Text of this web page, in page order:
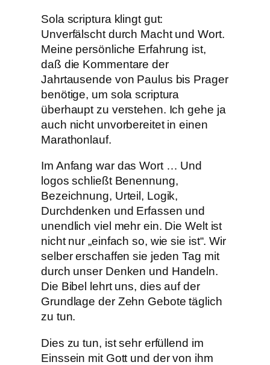
Sola scriptura klingt gut:
Unverfälscht durch Macht und Wort.
Meine persönliche Erfahrung ist,
daß die Kommentare der
Jahrtausende von Paulus bis Prager
benötige, um sola scriptura
überhaupt zu verstehen. Ich gehe ja
auch nicht unvorbereitet in einen
Marathonlauf.
Im Anfang war das Wort … Und
logos schließt Benennung,
Bezeichnung, Urteil, Logik,
Durchdenken und Erfassen und
unendlich viel mehr ein. Die Welt ist
nicht nur „einfach so, wie sie ist“. Wir
selber erschaffen sie jeden Tag mit
durch unser Denken und Handeln.
Die Bibel lehrt uns, dies auf der
Grundlage der Zehn Gebote täglich
zu tun.
Dies zu tun, ist sehr erfüllend im
Einssein mit Gott und der von ihm